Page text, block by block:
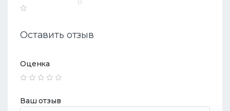
0
Оставить отзыв
Оценка
Ваш отзыв